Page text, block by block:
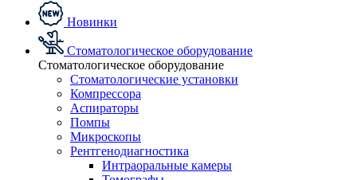
Новинки
Стоматологическое оборудование
Стоматологическое оборудование
Стоматологические установки
Компрессора
Аспираторы
Помпы
Микроскопы
Рентгенодиагностика
Интраоральные камеры